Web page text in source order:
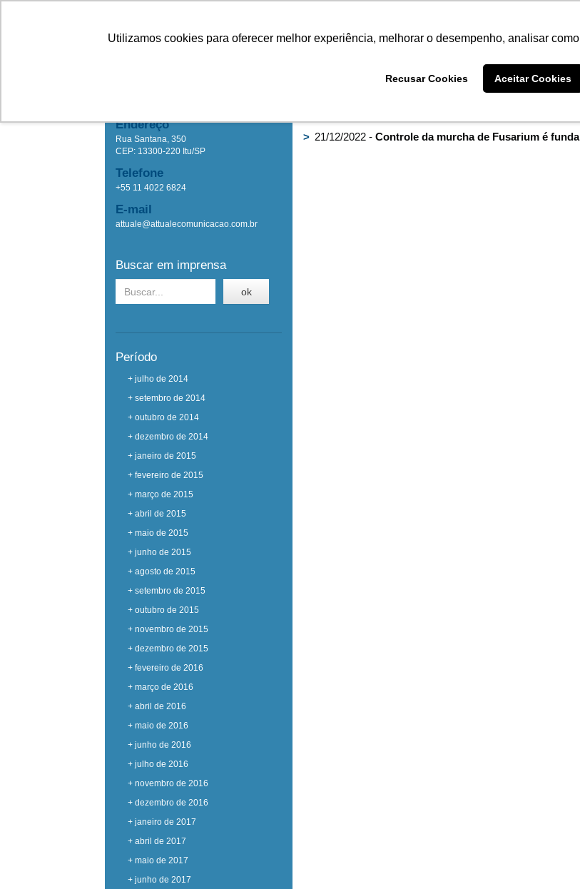
Utilizamos cookies para oferecer melhor experiência, melhorar o desempenho, analisar
Recusar Cookies Aceitar Cookies
Endereço
Rua Santana, 350
CEP: 13300-220 Itu/SP
Telefone
+55 11 4022 6824
E-mail
attuale@attualecomunicacao.com.br
Buscar em imprensa
ok
Período
+ julho de 2014
+ setembro de 2014
+ outubro de 2014
+ dezembro de 2014
+ janeiro de 2015
+ fevereiro de 2015
+ março de 2015
+ abril de 2015
+ maio de 2015
+ junho de 2015
+ agosto de 2015
+ setembro de 2015
+ outubro de 2015
+ novembro de 2015
+ dezembro de 2015
+ fevereiro de 2016
+ março de 2016
+ abril de 2016
+ maio de 2016
+ junho de 2016
+ julho de 2016
+ novembro de 2016
+ dezembro de 2016
+ janeiro de 2017
+ abril de 2017
+ maio de 2017
+ junho de 2017
> 21/12/2022 - Controle da murcha de Fusarium é